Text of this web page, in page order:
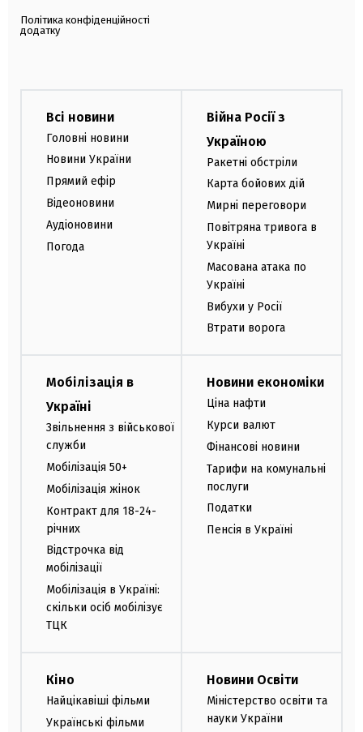
Політика конфіденційності
додатку
Всі новини
Головні новини
Новини України
Прямий ефір
Відеоновини
Аудіоновини
Погода
Війна Росії з
Україною
Ракетні обстріли
Карта бойових дій
Мирні переговори
Повітряна тривога в
Україні
Масована атака по
Україні
Вибухи у Росії
Втрати ворога
Мобілізація в
Україні
Звільнення з військової
служби
Мобілізація 50+
Мобілізація жінок
Контракт для 18-24-
річних
Відстрочка від
мобілізації
Мобілізація в Україні:
скільки осіб мобілізує
ТЦК
Новини економіки
Ціна нафти
Курси валют
Фінансові новини
Тарифи на комунальні
послуги
Податки
Пенсія в Україні
Кіно
Найцікавіші фільми
Українські фільми
Новини Освіти
Міністерство освіти та
науки України